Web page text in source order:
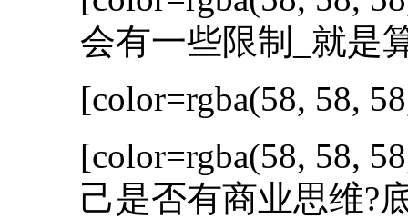
会有一些限制_就是
[color=rgba(58, 58,
[color=rgba(58, 58,
己是否有商业思维?